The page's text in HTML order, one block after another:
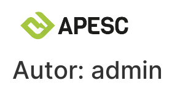
Autor: admin